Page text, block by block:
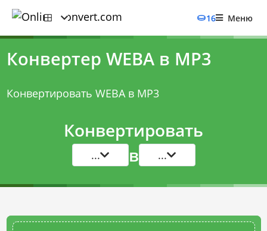
16 Меню
Конвертер WEBA в MP3
Конвертировать WEBA в MP3
Конвертировать
... в ...